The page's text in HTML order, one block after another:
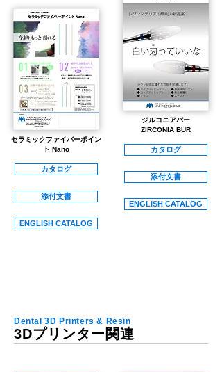
​セラミックファイバーポイン
ト Nano
カタログ
添付文書
ENGLISH CATALOG
ジルコニアバー
ZIRCONIA BUR
カタログ
添付文書
ENGLISH CATALOG
Dental 3D Printers & Resin
3Dプリンター関連